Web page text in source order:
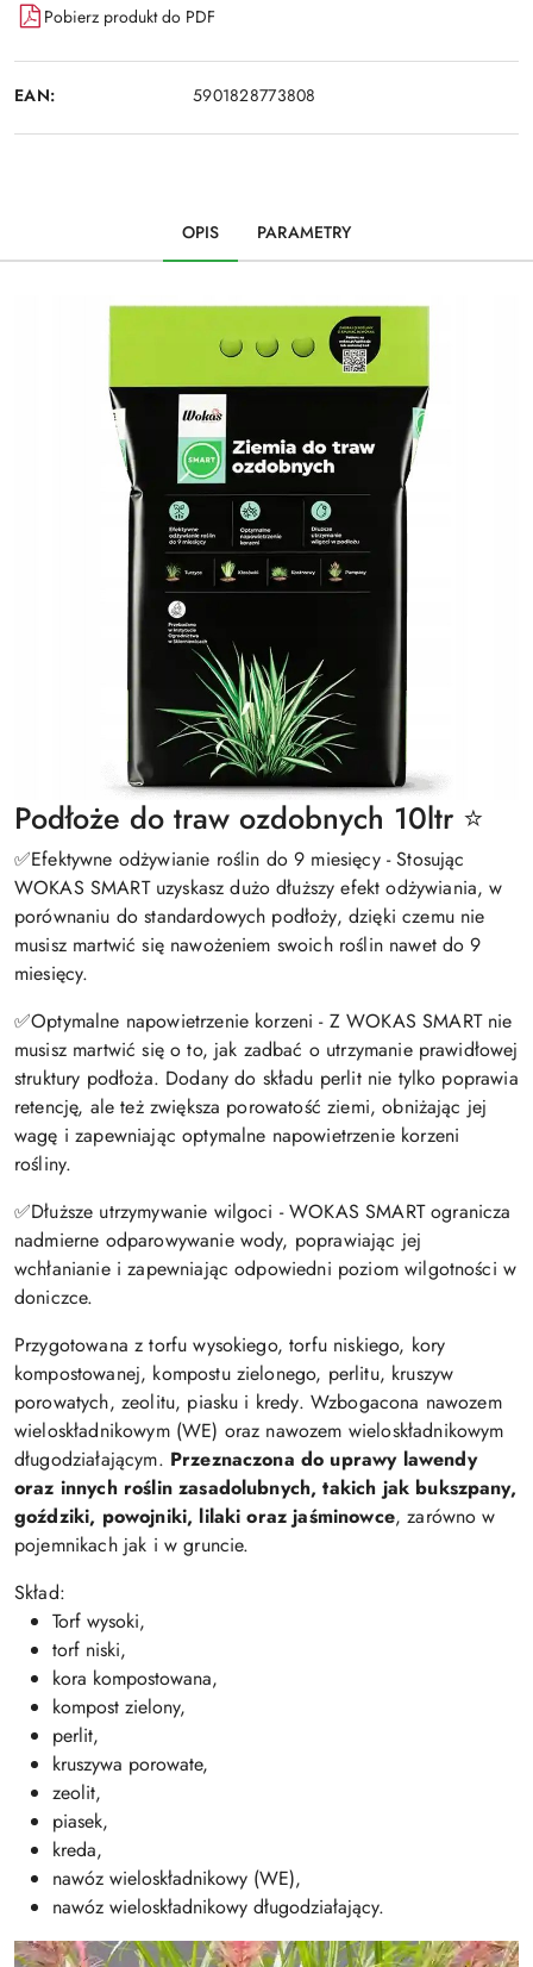
Pobierz produkt do PDF
EAN: 5901828773808
OPIS PARAMETRY
Podłoże do traw ozdobnych 10ltr ⭐
✅Efektywne odżywianie roślin do 9 miesięcy - Stosując
WOKAS SMART uzyskasz dużo dłuższy efekt odżywiania, w
porównaniu do standardowych podłoży, dzięki czemu nie
musisz martwić się nawożeniem swoich roślin nawet do 9
miesięcy.
✅Optymalne napowietrzenie korzeni - Z WOKAS SMART nie
musisz martwić się o to, jak zadbać o utrzymanie prawidłowej
struktury podłoża. Dodany do składu perlit nie tylko poprawia
retencję, ale też zwiększa porowatość ziemi, obniżając jej
wagę i zapewniając optymalne napowietrzenie korzeni
rośliny.
✅Dłuższe utrzymywanie wilgoci - WOKAS SMART ogranicza
nadmierne odparowywanie wody, poprawiając jej
wchłanianie i zapewniając odpowiedni poziom wilgotności w
doniczce.
Przygotowana z torfu wysokiego, torfu niskiego, kory
kompostowanej, kompostu zielonego, perlitu, kruszyw
porowatych, zeolitu, piasku i kredy. Wzbogacona nawozem
wieloskładnikowym (WE) oraz nawozem wieloskładnikowym
długodziałającym. Przeznaczona do uprawy lawendy
oraz innych roślin zasadolubnych, takich jak bukszpany,
goździki, powojniki, lilaki oraz jaśminowce, zarówno w
pojemnikach jak i w gruncie.
Skład:
Torf wysoki,
torf niski,
kora kompostowana,
kompost zielony,
perlit,
kruszywa porowate,
zeolit,
piasek,
kreda,
nawóz wieloskładnikowy (WE),
nawóz wieloskładnikowy długodziałający.